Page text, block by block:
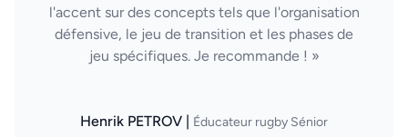
l'accent sur des concepts tels que l'organisation
défensive, le jeu de transition et les phases de
jeu spécifiques. Je recommande ! »
Henrik PETROV | Éducateur rugby Sénior